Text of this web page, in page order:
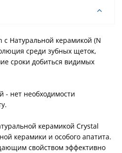
с Натуральной керамикой (N
среди зубных щеток,
сроки добиться видимых
- нет необходимости
керамикой Crystal
керамики и особого апатита.
свойством эффективно